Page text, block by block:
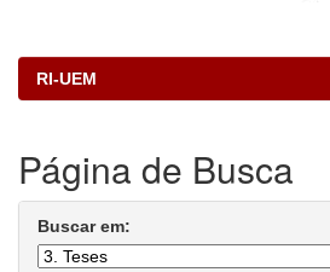
RI-UEM
Página de Busca
Buscar em: